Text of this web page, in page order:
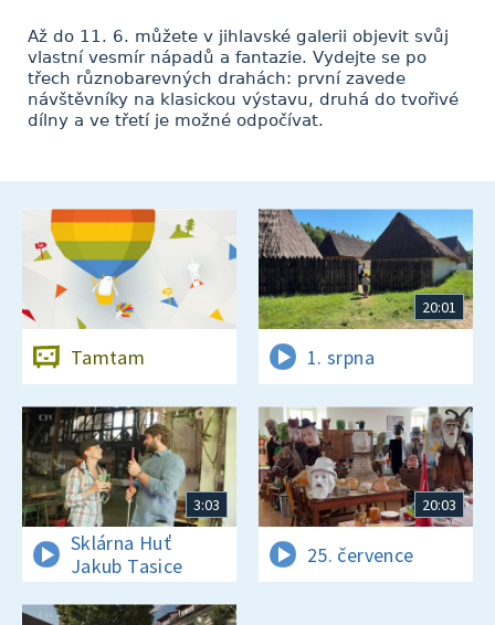
Až do 11. 6. můžete v jihlavské galerii objevit svůj
vlastní vesmír nápadů a fantazie. Vydejte se po
třech různobarevných drahách: první zavede
návštěvníky na klasickou výstavu, druhá do tvořivé
dílny a ve třetí je možné odpočívat.
Tamtam
20:01
1. srpna
3:03
Sklárna Huť
Jakub Tasice
20:03
25. července